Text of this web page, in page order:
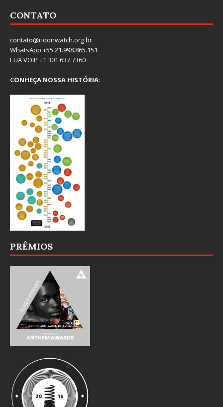
CONTATO
contato@rioonwatch.org.br
WhatsApp +55.21.998.865.151
EUA VOIP +1.301.637.7360
CONHEÇA NOSSA HISTÓRIA:
PRÊMIOS